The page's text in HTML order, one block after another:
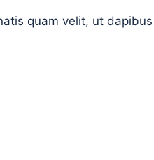
quam velit, ut